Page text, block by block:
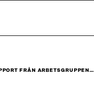
FRÅN ARBETSGRUPPEN…